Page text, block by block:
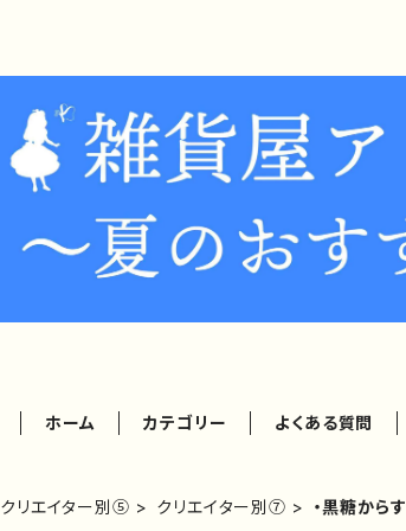
ホーム カテゴリー よくある質問
クリエイター別⑤ クリエイター別⑦ ・黒糖からす